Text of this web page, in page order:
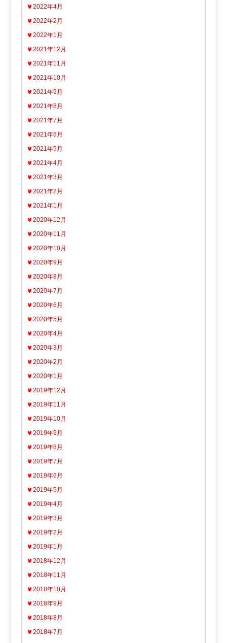
2022年4月
2022年2月
2022年1月
2021年12月
2021年11月
2021年10月
2021年9月
2021年8月
2021年7月
2021年6月
2021年5月
2021年4月
2021年3月
2021年2月
2021年1月
2020年12月
2020年11月
2020年10月
2020年9月
2020年8月
2020年7月
2020年6月
2020年5月
2020年4月
2020年3月
2020年2月
2020年1月
2019年12月
2019年11月
2019年10月
2019年9月
2019年8月
2019年7月
2019年6月
2019年5月
2019年4月
2019年3月
2019年2月
2019年1月
2018年12月
2018年11月
2018年10月
2018年9月
2018年8月
2018年7月